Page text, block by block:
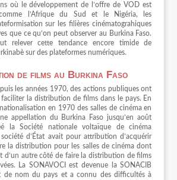
où le développement de l’offre de VOD est
l’Afrique du Sud et le Nigéria, les
sur les filières cinématograhiques
que ce qu’on peut observer au Burkina Faso.
relever cette tendance encore timide de
sur des plateformes numériques.
de films au Burkina Faso
les années 1970, des actions publiques ont
la distribution de films dans le pays. En
en 1970 des salles de cinéma en
appellation du Burkina Faso jusqu’en août
la Société nationale voltaïque de cinéma
société d’État avait pour attribution d’acquérir
la distribution pour les salles de cinéma dont
d’un autre côté de faire la distribution de films
La SONAVOCI est devenue la SONACIB
de nom du pays et a connu des difficultés à